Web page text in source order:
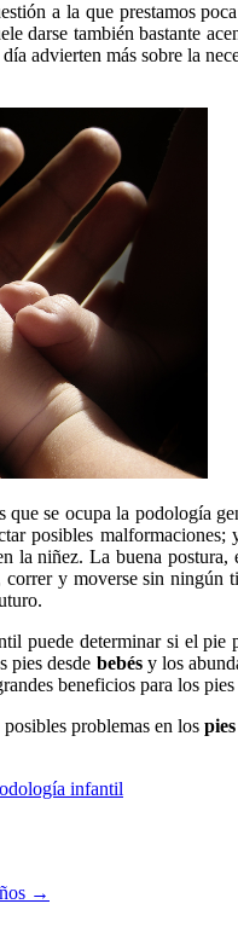
a la que prestamos
darse también bastante
advierten más sobre la
que se ocupa la podología
posibles
la niñez. La buena
y moverse sin ningún
puede determinar si el pie
pies desde bebésy los
beneficios para los
posibles problemas en los pies
infantil
→